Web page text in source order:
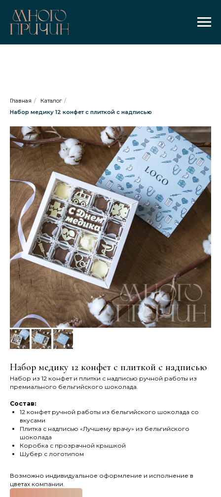
Главная / Каталог /
Набор медику 12 конфет с плиткой с надписью
Набор медику 12 конфет с плиткой с надписью
Набор из 12 конфет и плитки с надписью ручной работы из
премиального бельгийского шоколада.
Состав:
12 конфет ручной работы из бельгийского шоколада со
вкусами
Плитка с надписью «Лучшему врачу» из бельгийского
шоколада
Коробка с прозрачной крышкой
Шубер с логотипом
Возможно индивидуальное оформление и исполнение в
цветах компании.